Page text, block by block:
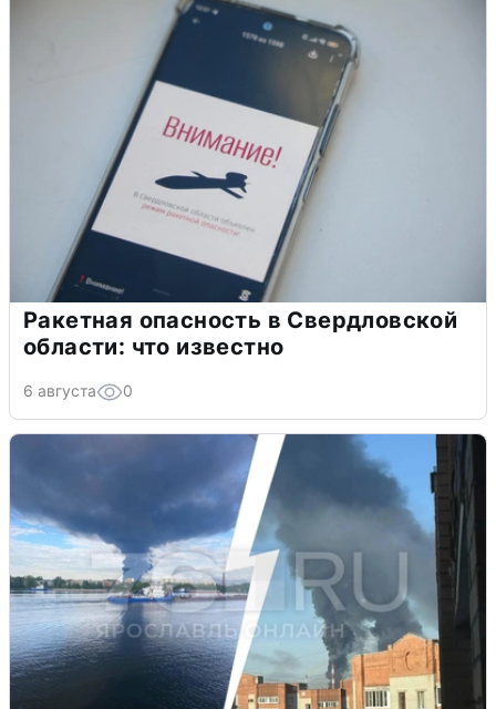
Ракетная опасность в Свердловской
области: что известно
6 августа 0